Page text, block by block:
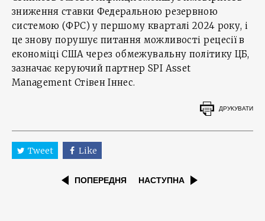
зниження ставки Федеральною резервною
системою (ФРС) у першому кварталі 2024 року, і
це знову порушує питання можливості рецесії в
економіці США через обмежувальну політику ЦБ,
зазначає керуючий партнер SPI Asset
Management Стівен Іннес.
ДРУКУВАТИ
Tweet Like
ПОПЕРЕДНЯ НАСТУПНА